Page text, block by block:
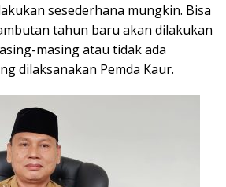
sesederhana mungkin. Bisa
tahun baru akan dilakukan
masing atau tidak ada
dilaksanakan Pemda Kaur.